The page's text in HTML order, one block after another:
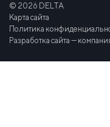
© 2026 DELTA
Карта сайта
Политика
Разработка сайта —